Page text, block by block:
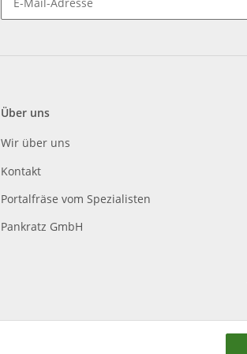
Über uns
Wir über uns
Kontakt
Portalfräse vom Spezialisten
Pankratz GmbH